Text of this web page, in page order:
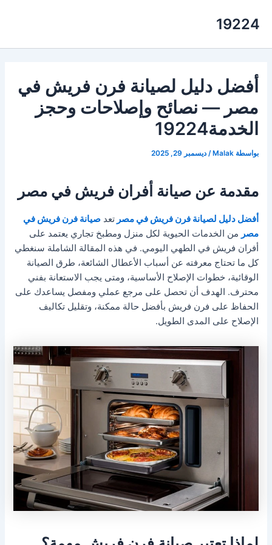
19224
أفضل دليل لصيانة فرن فريش في
مصر — نصائح وإصلاحات وحجز
الخدمة19224
بواسطة Malak
/ديسمبر 29, 2025
مقدمة عن صيانة أفران فريش في مصر
أفضل دليل لصيانة فرن فريش في مصرتعدصيانة فرن فريش في
مصر من الخدمات الحيوية لكل منزل ومطبخ تجاري يعتمد على
أفران فريش في الطهي اليومي. في هذه المقالة الشاملة سنغطي
كل ما تحتاج معرفته عن أسباب الأعطال الشائعة، طرق الصيانة
الوقائية، خطوات الإصلاح الأساسية، ومتى يجب الاستعانة بفني
محترف. الهدف أن تحصل على مرجع عملي ومفصل يساعدك على
الحفاظ على فرن فريش بأفضل حالة ممكنة، وتقليل تكاليف
الإصلاح على المدى الطويل.